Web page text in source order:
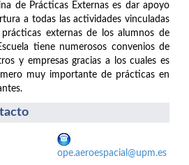
de Prácticas Externas es dar apoyo
a todas las actividades vinculadas
externas de los alumnos de
tiene numerosos convenios de
y empresas gracias a los cuales es
muy importante de prácticas en
ope.aeroespacial@upm.es